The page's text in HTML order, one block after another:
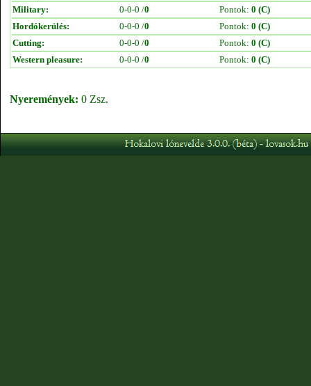
Military:
0-0-0 /0 Pontok: 0 (C)
Hordókerülés:
0-0-0 /0 Pontok: 0 (C)
Cutting:
0-0-0 /0 Pontok: 0 (C)
Western pleasure:
0-0-0 /0 Pontok: 0 (C)
Nyeremények: 0 Zsz.